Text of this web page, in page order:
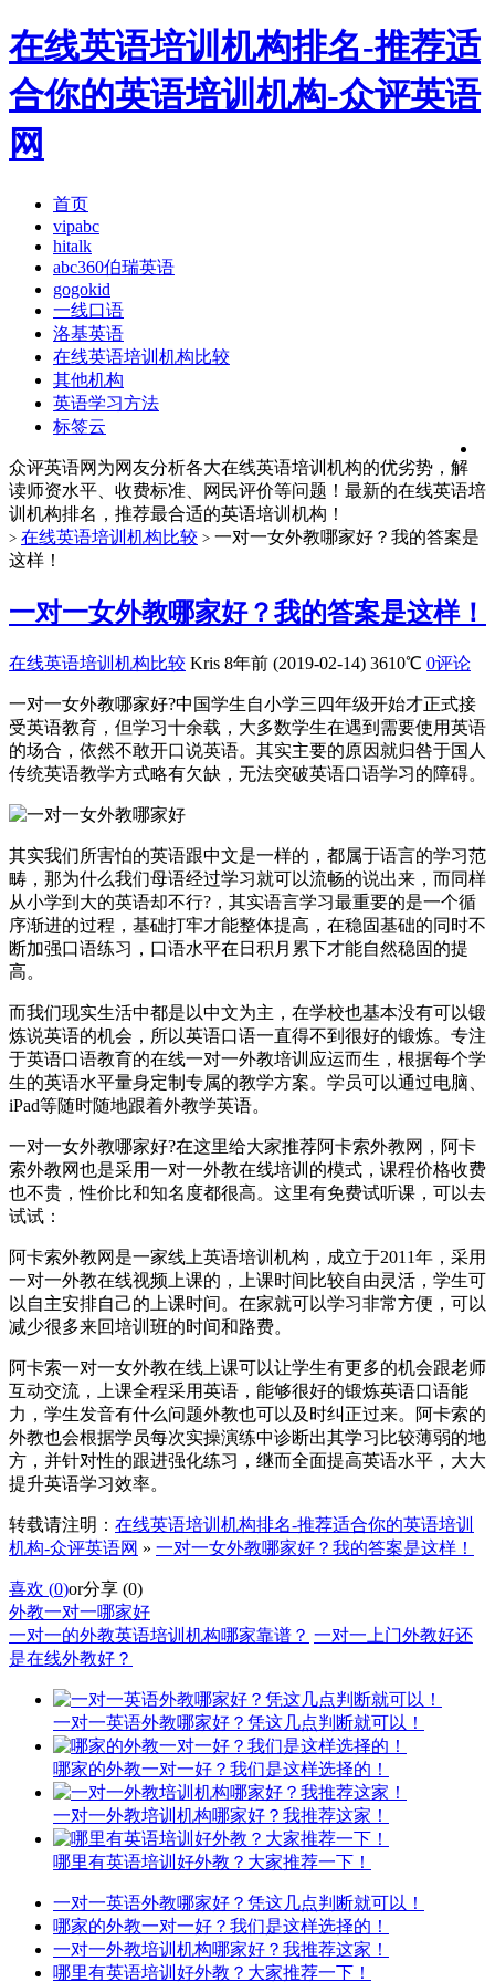
在线英语培训机构排名-推荐适
合你的英语培训机构-众评英语
网
首页
vipabc
hitalk
abc360伯瑞英语
gogokid
一线口语
洛基英语
在线英语培训机构比较
其他机构
英语学习方法
标签云
众评英语网为网友分析各大在线英语培训机构的优劣势，解
读师资水平、收费标准、网民评价等问题！最新的在线英语培
训机构排名，推荐最合适的英语培训机构！
> 在线英语培训机构比较 > 一对一女外教哪家好？我的答案是
这样！
一对一女外教哪家好？我的答案是这样！
在线英语培训机构比较 Kris 8年前 (2019-02-14) 3610℃ 0评论
一对一女外教哪家好?中国学生自小学三四年级开始才正式接
受英语教育，但学习十余载，大多数学生在遇到需要使用英语
的场合，依然不敢开口说英语。其实主要的原因就归咎于国人
传统英语教学方式略有欠缺，无法突破英语口语学习的障碍。
其实我们所害怕的英语跟中文是一样的，都属于语言的学习范
畴，那为什么我们母语经过学习就可以流畅的说出来，而同样
从小学到大的英语却不行?，其实语言学习最重要的是一个循
序渐进的过程，基础打牢才能整体提高，在稳固基础的同时不
断加强口语练习，口语水平在日积月累下才能自然稳固的提
高。
而我们现实生活中都是以中文为主，在学校也基本没有可以锻
炼说英语的机会，所以英语口语一直得不到很好的锻炼。专注
于英语口语教育的在线一对一外教培训应运而生，根据每个学
生的英语水平量身定制专属的教学方案。学员可以通过电脑、
iPad等随时随地跟着外教学英语。
一对一女外教哪家好?在这里给大家推荐阿卡索外教网，阿卡
索外教网也是采用一对一外教在线培训的模式，课程价格收费
也不贵，性价比和知名度都很高。这里有免费试听课，可以去
试试：
阿卡索外教网是一家线上英语培训机构，成立于2011年，采用
一对一外教在线视频上课的，上课时间比较自由灵活，学生可
以自主安排自己的上课时间。在家就可以学习非常方便，可以
减少很多来回培训班的时间和路费。
阿卡索一对一女外教在线上课可以让学生有更多的机会跟老师
互动交流，上课全程采用英语，能够很好的锻炼英语口语能
力，学生发音有什么问题外教也可以及时纠正过来。阿卡索的
外教也会根据学员每次实操演练中诊断出其学习比较薄弱的地
方，并针对性的跟进强化练习，继而全面提高英语水平，大大
提升英语学习效率。
转载请注明： 在线英语培训机构排名-推荐适合你的英语培训
机构-众评英语网 » 一对一女外教哪家好？我的答案是这样！
喜欢 (0)or分享 (0)
外教一对一哪家好
一对一的外教英语培训机构哪家靠谱？ 一对一上门外教好还
是在线外教好？
一对一英语外教哪家好？凭这几点判断就可以！
哪家的外教一对一好？我们是这样选择的！
一对一外教培训机构哪家好？我推荐这家！
哪里有英语培训好外教？大家推荐一下！
一对一英语外教哪家好？凭这几点判断就可以！
哪家的外教一对一好？我们是这样选择的！
一对一外教培训机构哪家好？我推荐这家！
哪里有英语培训好外教？大家推荐一下！